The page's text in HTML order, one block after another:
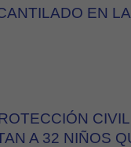
EN
A 32 NIÑOS